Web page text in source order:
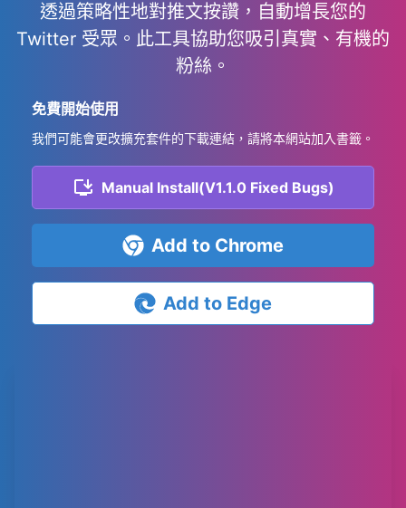
透過策略性地對推文按讚，自動增長您的
Twitter 受眾。此工具協助您吸引真實、有機的
粉絲。
免費開始使用
我們可能會更改擴充套件的下載連結，請將本網站加入書籤。
Manual Install(V1.1.0 Fixed Bugs)
Add to Chrome
Add to Edge